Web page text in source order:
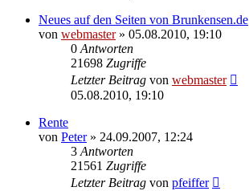
Neues auf den Seiten von Brunkensen.de
von webmaster» 05.08.2010, 19:10
0 Antworten
21698 Zugriffe
Letzter Beitrag von webmaster
05.08.2010, 19:10
Rente
von Peter» 24.09.2007, 12:24
3 Antworten
21561 Zugriffe
Letzter Beitrag von pfeiffer